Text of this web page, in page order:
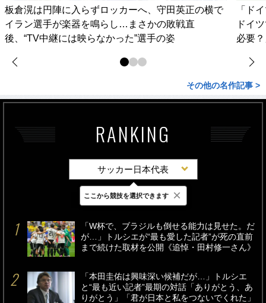
板倉滉は円陣に入らずロッカーへ、守田英正の横で
イラン選手が楽器を鳴らし…まさかの敗戦直
後、“TV中継には映らなかった”選手の姿
「ド
ドイ
必要
その他の名作記事 >
RANKING
サッカー日本代表
最新 24時間 週間
「W杯で、ブラジルも倒せる能力は見せた。だ
が…」トルシエが“最も愛した記者”が死の直前
まで続けた取材を公開《追悼・田村修一さん》
「本田圭佑は興味深い候補だが…」トルシエ
と“最も近い記者”最期の対話「ありがとう、あ
りがとう」「君が日本と私をつないでくれた」
ここから競技を選択できます ×